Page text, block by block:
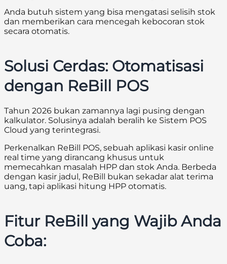
Anda butuh sistem yang bisa mengatasi selisih stok
dan memberikan cara mencegah kebocoran stok
secara otomatis.
Solusi Cerdas: Otomatisasi
dengan ReBill POS
Tahun 2026 bukan zamannya lagi pusing dengan
kalkulator. Solusinya adalah beralih ke Sistem POS
Cloud yang terintegrasi.
Perkenalkan ReBill POS, sebuah aplikasi kasir online
real time yang dirancang khusus untuk
memecahkan masalah HPP dan stok Anda. Berbeda
dengan kasir jadul, ReBill bukan sekadar alat terima
uang, tapi aplikasi hitung HPP otomatis.
Fitur ReBill yang Wajib Anda
Coba: